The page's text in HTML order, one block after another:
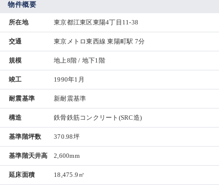
物件概要
所在地 東京都江東区東陽4丁目11-38
交通 東京メトロ東西線 東陽町駅 7分
規模 地上8階 / 地下1階
竣工 1990年1月
耐震基準 新耐震基準
構造 鉄骨鉄筋コンクリート(SRC造)
基準階坪数 370.98坪
基準階天井高 2,600mm
延床面積 18,475.9㎡